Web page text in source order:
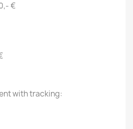
€
with tracking: